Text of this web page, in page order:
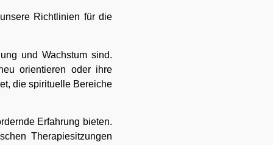
Richtlinien für die
und Wachstum sind.
orientieren oder ihre
die spirituelle Bereiche
Erfahrung bieten.
Therapiesitzungen